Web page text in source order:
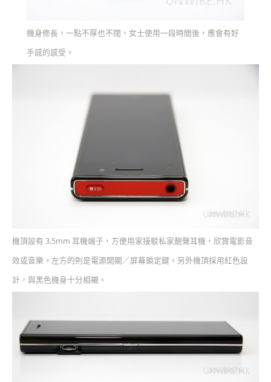
機身修長，一點不厚也不闊，女士使用一段時間後，應會有好
手感的感受。
機頂設有 3.5mm 耳機端子，方便用家接駁私家靚聲耳機，欣賞電影音
效或音樂。左方的則是電源開關／屏幕鎖定鍵。另外機頂採用紅色設
計，與黑色機身十分相襯。